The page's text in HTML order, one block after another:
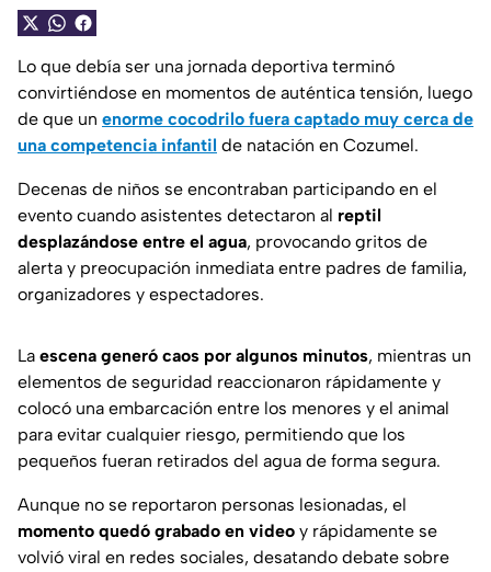
Lo que debía ser una jornada deportiva terminó
convirtiéndose en momentos de auténtica tensión, luego
de que un enorme cocodrilo fuera captado muy cerca de
una competencia infantil de natación en Cozumel.
Decenas de niños se encontraban participando en el
evento cuando asistentes detectaron al reptil
desplazándose entre el agua, provocando gritos de
alerta y preocupación inmediata entre padres de familia,
organizadores y espectadores.
La escena generó caos por algunos minutos, mientras un
elementos de seguridad reaccionaron rápidamente y
colocó una embarcación entre los menores y el animal
para evitar cualquier riesgo, permitiendo que los
pequeños fueran retirados del agua de forma segura.
Aunque no se reportaron personas lesionadas, el
momento quedó grabado en video y rápidamente se
volvió viral en redes sociales, desatando debate sobre